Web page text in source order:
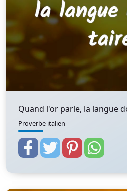
Quand l'or parle, la langue
Proverbe italien